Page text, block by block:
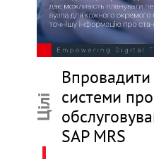
Цілі системи
SAP MRS